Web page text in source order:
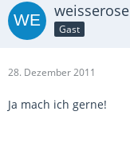
weisserose
Gast
28. Dezember 2011
Ja mach ich gerne!